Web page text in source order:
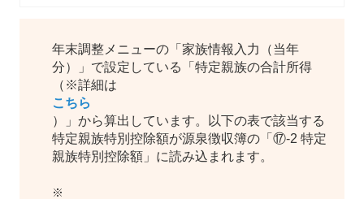
年末調整メニューの「家族情報入力（当年
分）」で設定している「特定親族の合計所得
（※詳細は
こちら
）」から算出しています。以下の表で該当する
特定親族特別控除額が源泉徴収簿の「⑰-2 特定
親族特別控除額」に読み込まれます。
※